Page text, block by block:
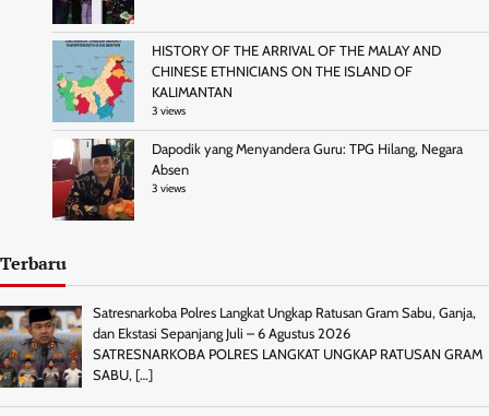
HISTORY OF THE ARRIVAL OF THE MALAY AND
CHINESE ETHNICIANS ON THE ISLAND OF
KALIMANTAN
3 views
Dapodik yang Menyandera Guru: TPG Hilang, Negara
Absen
3 views
Terbaru
Satresnarkoba Polres Langkat Ungkap Ratusan Gram Sabu, Ganja,
dan Ekstasi Sepanjang Juli – 6 Agustus 2026
SATRESNARKOBA POLRES LANGKAT UNGKAP RATUSAN GRAM
SABU, […]